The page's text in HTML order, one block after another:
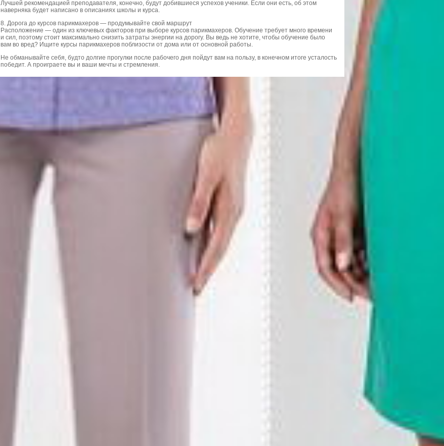
Лучшей рекомендацией преподавателя, конечно, будут добившиеся успехов ученики. Если они есть, об этом
наверняка будет написано в описаниях школы и курса.
8. Дорога до курсов парикмахеров — продумывайте свой маршрут
Расположение — один из ключевых факторов при выборе курсов парикмахеров. Обучение требует много времени
и сил, поэтому стоит максимально снизить затраты энергии на дорогу. Вы ведь не хотите, чтобы обучение было
вам во вред? Ищите курсы парикмахеров поблизости от дома или от основной работы.
Не обманывайте себя, будто долгие прогулки после рабочего дня пойдут вам на пользу, в конечном итоге усталость
победит. А проиграете вы и ваши мечты и стремления.